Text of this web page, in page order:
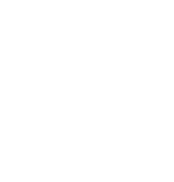
никому, кроме того, кто